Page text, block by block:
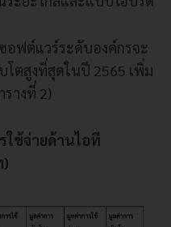
อฟต์แวร์ระดับองค์กรจะ
โตสูงที่สุดในปี 2565 เพิ่ม
างที่ 2)
ใช้จ่ายด้านไอที